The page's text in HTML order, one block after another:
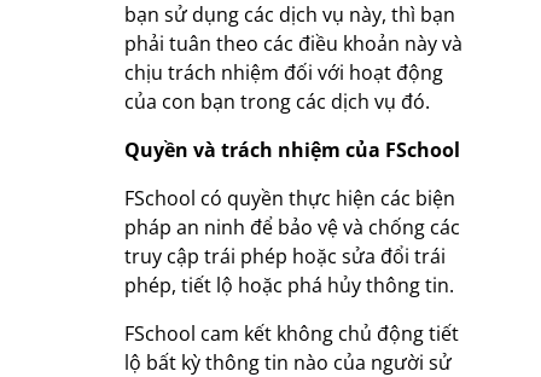
bạn sử dụng các dịch vụ này, thì bạn
phải tuân theo các điều khoản này và
chịu trách nhiệm đối với hoạt động
của con bạn trong các dịch vụ đó.
Quyền và trách nhiệm của FSchool
FSchool có quyền thực hiện các biện
pháp an ninh để bảo vệ và chống các
truy cập trái phép hoặc sửa đổi trái
phép, tiết lộ hoặc phá hủy thông tin.
FSchool cam kết không chủ động tiết
lộ bất kỳ thông tin nào của người sử